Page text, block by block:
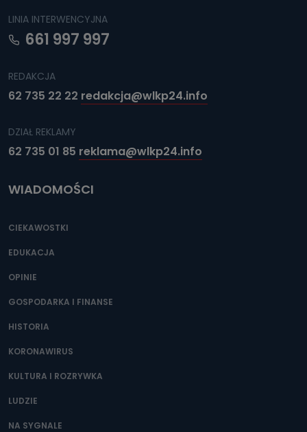
LINIA INTERWENCYJNA
661 997 997
REDAKCJA
62 735 22 22 redakcja@wlkp24.info
DZIAŁ REKLAMY
62 735 01 85 reklama@wlkp24.info
WIADOMOŚCI
CIEKAWOSTKI
EDUKACJA
OPINIE
GOSPODARKA I FINANSE
HISTORIA
KORONAWIRUS
KULTURA I ROZRYWKA
LUDZIE
NA SYGNALE